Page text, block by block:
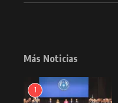
Más Noticias
1